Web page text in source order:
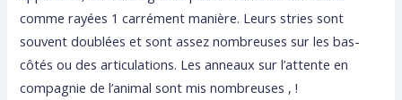
comme rayées 1 carrément manière. Leurs stries sont
souvent doublées et sont assez nombreuses sur les bas-
côtés ou des articulations. Les anneaux sur l’attente en
compagnie de l’animal sont mis nombreuses , !